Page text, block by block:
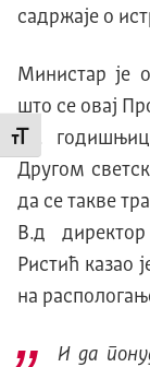
Промени
садржаје о
Министар је
што се овај
80.
Другом
да се такве
В.д
Ристић казао
на
И да